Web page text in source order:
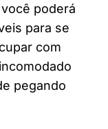
poderá
para se
com
pegando